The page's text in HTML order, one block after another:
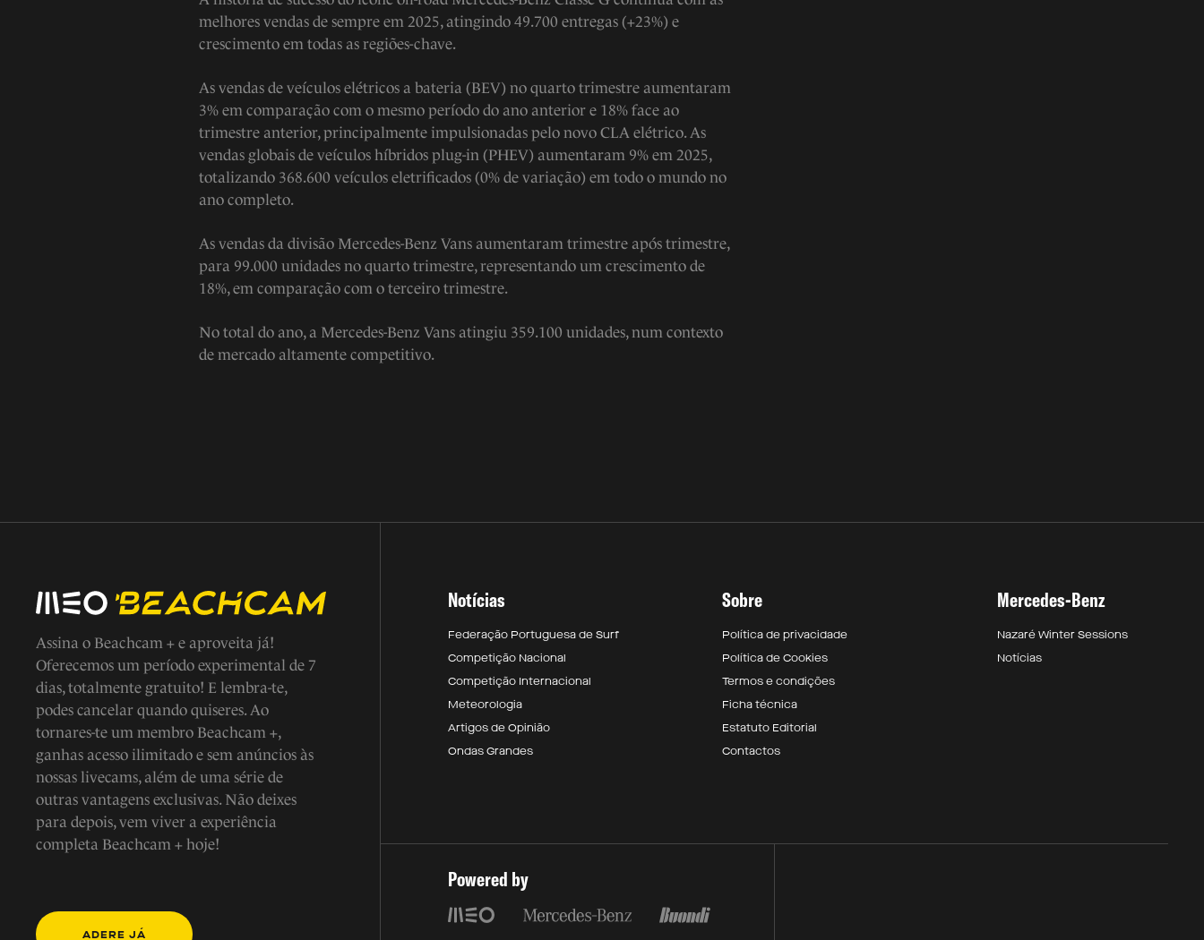
melhores vendas de sempre em 2025, atingindo 49.700 entregas (+23%) e
crescimento em todas as regiões-chave.
As vendas de veículos elétricos a bateria (BEV) no quarto trimestre aumentaram
3% em comparação com o mesmo período do ano anterior e 18% face ao
trimestre anterior, principalmente impulsionadas pelo novo CLA elétrico. As
vendas globais de veículos híbridos plug-in (PHEV) aumentaram 9% em 2025,
totalizando 368.600 veículos eletrificados (0% de variação) em todo o mundo no
ano completo.
As vendas da divisão Mercedes-Benz Vans aumentaram trimestre após trimestre,
para 99.000 unidades no quarto trimestre, representando um crescimento de
18%, em comparação com o terceiro trimestre.
No total do ano, a Mercedes-Benz Vans atingiu 359.100 unidades, num contexto
de mercado altamente competitivo.
Assina o Beachcam + e aproveita já!
Oferecemos um período experimental de 7
dias, totalmente gratuito! E lembra-te,
podes cancelar quando quiseres. Ao
tornares-te um membro Beachcam +,
ganhas acesso ilimitado e sem anúncios às
nossas livecams, além de uma série de
outras vantagens exclusivas. Não deixes
para depois, vem viver a experiência
completa Beachcam + hoje!
ADERE JÁ
Notícias
Federação Portuguesa de Surf
Competição Nacional
Competição Internacional
Meteorologia
Artigos de Opinião
Ondas Grandes
Sobre
Política de privacidade
Política de Cookies
Termos e condições
Ficha técnica
Estatuto Editorial
Contactos
Mercedes-Benz
Nazaré Winter Sessions
Notícias
Powered by